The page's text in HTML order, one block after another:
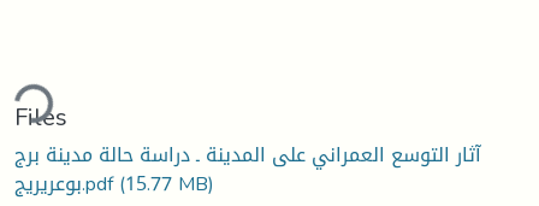
Files
آثار التوسع العمراني على المدينة ـ دراسة حالة مدينة برج
بوعريريج.pdf(15.77 MB)